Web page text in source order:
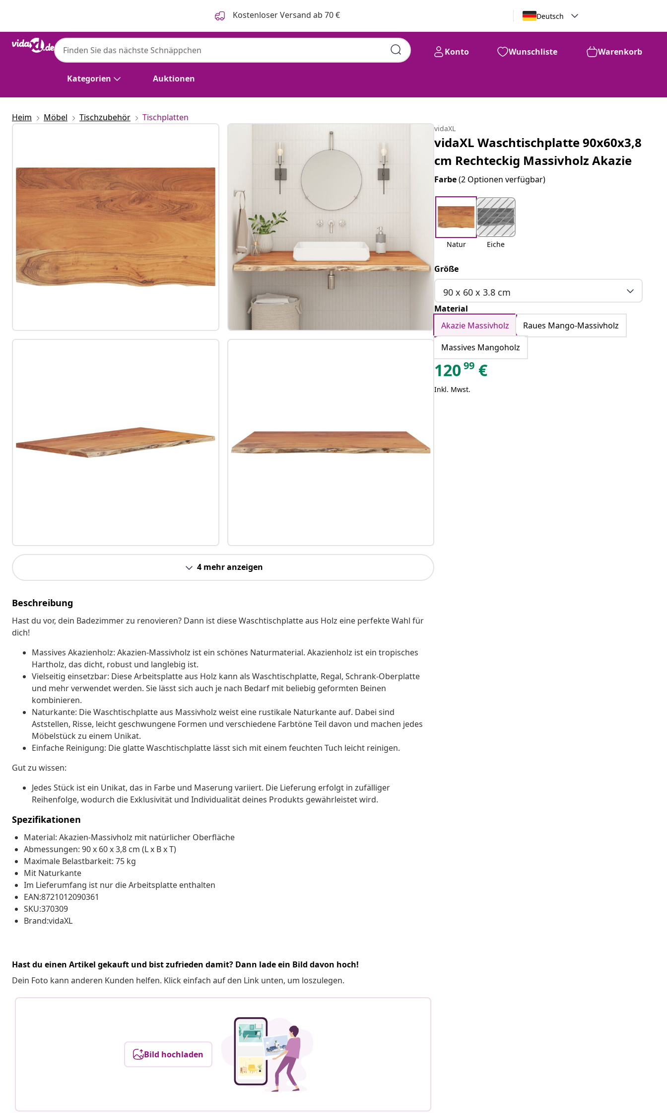
Kostenloser Versand ab 70 € Deutsch
Kategorien Auktionen
Konto Wunschliste Warenkorb
Heim Möbel Tischzubehör Tischplatten
4 mehr anzeigen
Beschreibung
Hast du vor, dein Badezimmer zu renovieren? Dann ist diese Waschtischplatte aus Holz eine perfekte Wahl für
dich!
Massives Akazienholz: Akazien-Massivholz ist ein schönes Naturmaterial. Akazienholz ist ein tropisches
Hartholz, das dicht, robust und langlebig ist.
Vielseitig einsetzbar: Diese Arbeitsplatte aus Holz kann als Waschtischplatte, Regal, Schrank-Oberplatte
und mehr verwendet werden. Sie lässt sich auch je nach Bedarf mit beliebig geformten Beinen
kombinieren.
Naturkante: Die Waschtischplatte aus Massivholz weist eine rustikale Naturkante auf. Dabei sind
Aststellen, Risse, leicht geschwungene Formen und verschiedene Farbtöne Teil davon und machen jedes
Möbelstück zu einem Unikat.
Einfache Reinigung: Die glatte Waschtischplatte lässt sich mit einem feuchten Tuch leicht reinigen.
Gut zu wissen:
Jedes Stück ist ein Unikat, das in Farbe und Maserung variiert. Die Lieferung erfolgt in zufälliger
Reihenfolge, wodurch die Exklusivität und Individualität deines Produkts gewährleistet wird.
Spezifikationen
Material: Akazien-Massivholz mit natürlicher Oberfläche
Abmessungen: 90 x 60 x 3,8 cm (L x B x T)
Maximale Belastbarkeit: 75 kg
Mit Naturkante
Im Lieferumfang ist nur die Arbeitsplatte enthalten
EAN:8721012090361
SKU:370309
Brand:vidaXL
Hast du einen Artikel gekauft und bist zufrieden damit? Dann lade ein Bild davon hoch!
Dein Foto kann anderen Kunden helfen. Klick einfach auf den Link unten, um loszulegen.
Bild hochladen
vidaXL
vidaXL Waschtischplatte 90x60x3,8
cm Rechteckig Massivholz Akazie
Farbe(2 Optionen verfügbar)
Natur Eiche
Größe
90 x 60 x 3.8 cm
Material
Akazie Massivholz
Raues Mango-Massivholz
Massives Mangoholz
12099 €
Inkl. Mwst.